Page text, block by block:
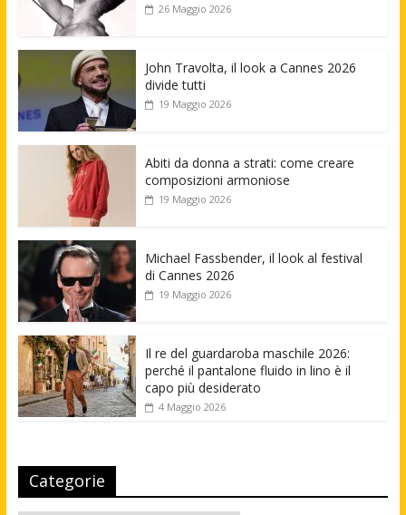
26 Maggio 2026
John Travolta, il look a Cannes 2026
divide tutti
19 Maggio 2026
Abiti da donna a strati: come creare
composizioni armoniose
19 Maggio 2026
Michael Fassbender, il look al festival
di Cannes 2026
19 Maggio 2026
Il re del guardaroba maschile 2026:
perché il pantalone fluido in lino è il
capo più desiderato
4 Maggio 2026
Categorie